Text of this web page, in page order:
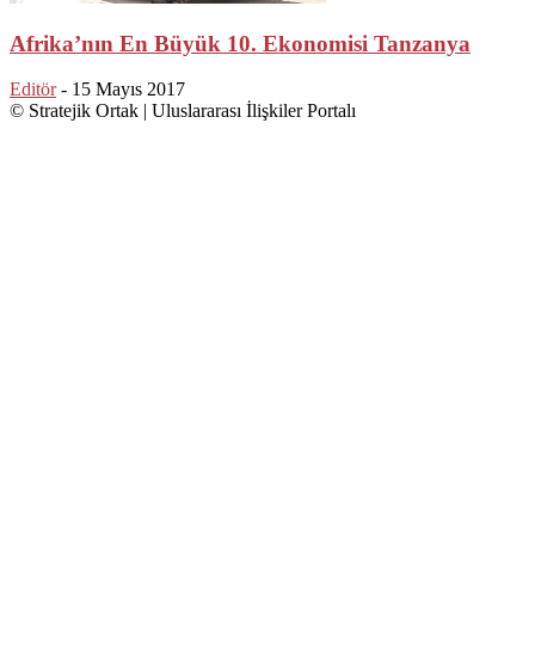
Afrika’nın En Büyük 10. Ekonomisi Tanzanya
Editör - 15 Mayıs 2017
© Stratejik Ortak | Uluslararası İlişkiler Portalı